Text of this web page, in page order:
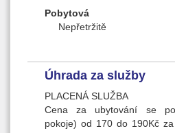
Pobytová
Nepřetržitě
Úhrada za služby
PLACENÁ SLUŽBA
Cena za ubytování se
pokoje) od 170 do 190Kč